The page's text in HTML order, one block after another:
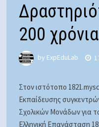
200
by ExpEduLab
Στον ιστότοπο
Εκπαίδευσης
Σχολικών Μονάδων για
Ελληνική Επανάσταση